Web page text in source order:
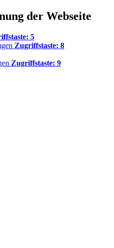
der Webseite
5
Zugriffstaste: 8
Zugriffstaste: 9